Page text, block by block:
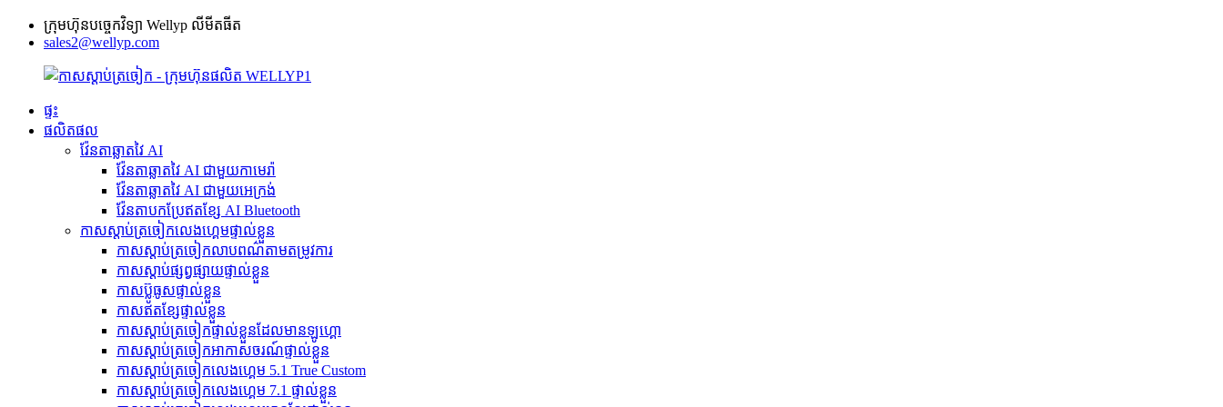
ក្រុមហ៊ុនបច្ចេកវិទ្យា Wellyp លីមីតធីត
sales2@wellyp.com
ផ្ទះ
ផលិតផល
វ៉ែនតាឆ្លាតវៃ AI
វ៉ែនតាឆ្លាតវៃ AI ជាមួយកាមេរ៉ា
វ៉ែនតាឆ្លាតវៃ AI ជាមួយអេក្រង់
វ៉ែនតាបកប្រែឥតខ្សែ AI Bluetooth
កាសស្តាប់ត្រចៀកលេងហ្គេមផ្ទាល់ខ្លួន
កាសស្តាប់ត្រចៀកលាបពណ៌តាមតម្រូវការ
កាសស្តាប់ផ្សព្វផ្សាយផ្ទាល់ខ្លួន
កាសប៊្លូធូសផ្ទាល់ខ្លួន
កាសឥតខ្សែផ្ទាល់ខ្លួន
កាសស្តាប់ត្រចៀកផ្ទាល់ខ្លួនដែលមានឡូហ្គោ
កាសស្តាប់ត្រចៀកអាកាសចរណ៍ផ្ទាល់ខ្លួន
កាសស្តាប់ត្រចៀកលេងហ្គេម 5.1 True Custom
កាសស្តាប់ត្រចៀកលេងហ្គេម 7.1 ផ្ទាល់ខ្លួន